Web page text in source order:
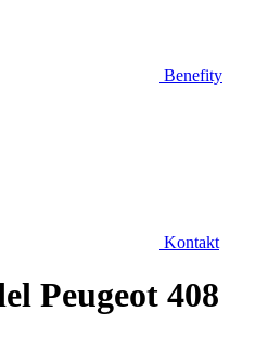
Benefity
Kontakt
Peugeot 408